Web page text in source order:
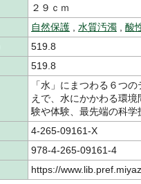
２９ｃｍ
自然保護 水質汚濁 酸
519.8
519.8
「水」にまつわる６つ
えで、水にかかわる環
験や体験、最先端の科学
4-265-09161-X
978-4-265-09161-4
https://